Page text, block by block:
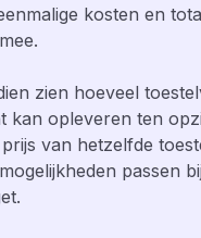
kosten en
zien hoeveel
kan opleveren ten
van hetzelfde
passen